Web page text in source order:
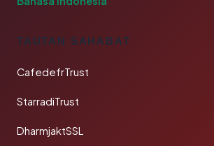
TAUTAN SAHABAT
CafedefrTrust
StarradiTrust
DharmjaktSSL